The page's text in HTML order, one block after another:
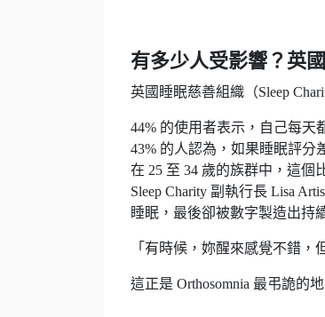
有多少人受影響？英
英國睡眠慈善組織（Sleep
44% 的使用者表示，自己每天
43% 的人認為，如果睡眠評分
在 25 至 34 歲的族群中，這個
Sleep Charity 副執行長 Lisa
睡眠，最後卻被數字製造出持
「有時候，妳醒來感覺不錯
這正是 Orthosomnia 最弔詭的